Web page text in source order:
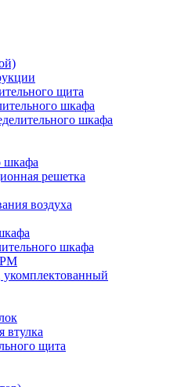
щита
шкафа
шкафа
шкафа
решетка
воздуха
шкафа
втулка
щита